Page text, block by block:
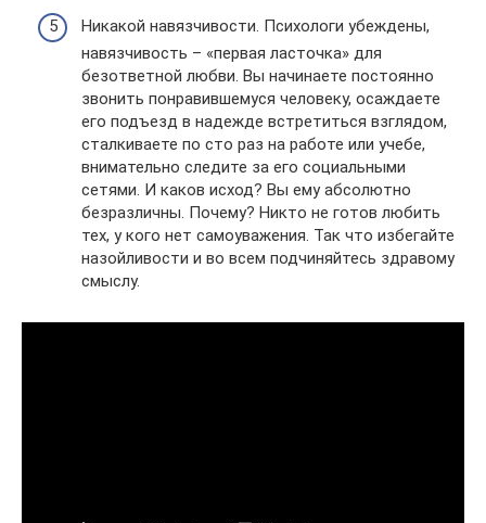
Никакой навязчивости. Психологи убеждены,
навязчивость – «первая ласточка» для
безответной любви. Вы начинаете постоянно
звонить понравившемуся человеку, осаждаете
его подъезд в надежде встретиться взглядом,
сталкиваете по сто раз на работе или учебе,
внимательно следите за его социальными
сетями. И каков исход? Вы ему абсолютно
безразличны. Почему? Никто не готов любить
тех, у кого нет самоуважения. Так что избегайте
назойливости и во всем подчиняйтесь здравому
смыслу.